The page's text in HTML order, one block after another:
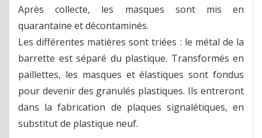
Après collecte, les masques sont mis en
quarantaine et décontaminés.
Les différentes matières sont triées : le métal de la
barrette est séparé du plastique. Transformés en
paillettes, les masques et élastiques sont fondus
pour devenir des granulés plastiques. Ils entreront
dans la fabrication de plaques signalétiques, en
substitut de plastique neuf.